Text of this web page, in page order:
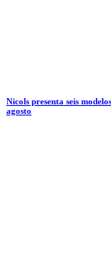
Nicols presenta seis
agosto